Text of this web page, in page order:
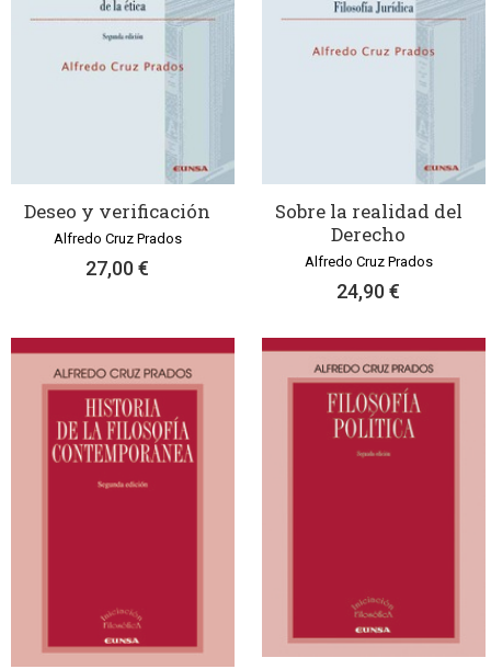
Deseo y verificación
Alfredo Cruz Prados
27,00 €
Sobre la realidad del
Derecho
Alfredo Cruz Prados
24,90 €